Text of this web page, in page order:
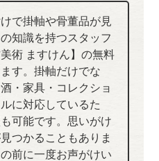
で掛軸や骨董品が見
知識を持つスタッフ
術 ますけん】の無料
す。掛軸だけでな
・家具・コレクショ
に対応しているた
可能です。思いがけ
つかることもありま
前に一度お声がけい